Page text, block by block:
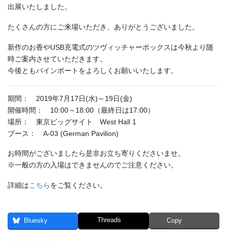
出展いたしました。
たくさんの方にご来場いただき、ありがとうございました。
新作のお香やUSB充電式のツヴィッチャーボックスは今秋より随
時ご案内させていただきます。
今後ともパインポートをよろしくお願いいたします。
期間： 2019年7月17日(水)～19日(金)
開催時間： 10:00～18:00（最終日は17:00）
場所： 東京ビッグサイト West Hall 1
ブース： A-03 (German Pavilion)
お時間がございましたら是非お立ち寄りくださいませ。
※一般の方の入場はできませんのでご注意ください。
詳細はこちらをご覧ください。
Bluesky Threads Copy